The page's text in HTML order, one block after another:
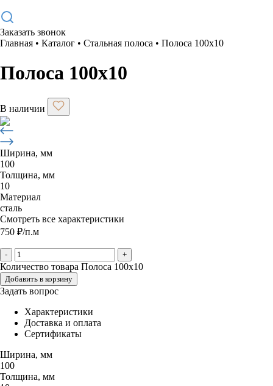
Заказать звонок
Главная • Каталог • Стальная полоса • Полоса 100х10
Полоса 100х10
В наличии
Ширина, мм
100
Толщина, мм
10
Материал
сталь
Смотреть все характеристики
750 ₽/п.м
- +
Количество товара Полоса 100х10
Добавить в корзину
Задать вопрос
Характеристики
Доставка и оплата
Сертификаты
Ширина, мм
100
Толщина, мм